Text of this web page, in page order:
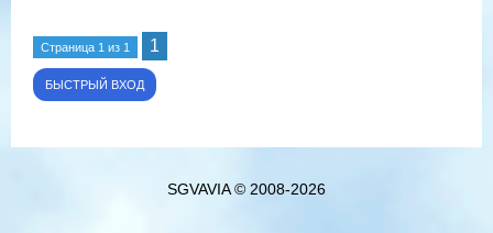
Страница 1 из 1 1
SGVAVIA © 2008-2026